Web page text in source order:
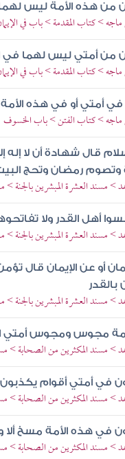
من هذه الأمة ليس لهما
> كتاب المقدمة > باب في
من أمتي ليس لهما في
> كتاب المقدمة > باب في
في أمتي أو في هذه
> كتاب الفتن > باب الخسوف
قال شهادة أن لا إله
وتصوم رمضان وتحج
> مسند العشرة المبشرين بالجنة
أهل القدر ولا
> مسند العشرة المبشرين بالجنة
أو عن الإيمان قال
بالقدر
> مسند العشرة المبشرين بالجنة
مجوس ومجوس أمتي
> مسند المكثرين من الصحابة >
في أمتي أقوام يكذبون
> مسند المكثرين من الصحابة >
في هذه الأمة مسخ ألا
> مسند المكثرين من الصحابة >